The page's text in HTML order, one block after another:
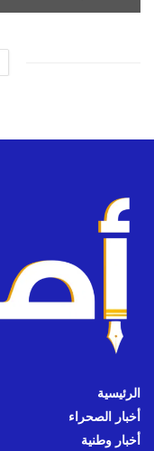
الرئيسية
أخبار الصحراء
أخبار وطنية